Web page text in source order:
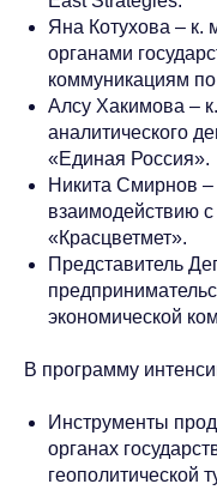
Яна Котухова – к.
органами
коммуникациям
Алсу Хакимова –
аналитического
«Единая Россия».
Никита Смирнов –
взаимодействию
«Красцветмет».
Представитель
экономической
В программу
Инструменты
органах
геополитической